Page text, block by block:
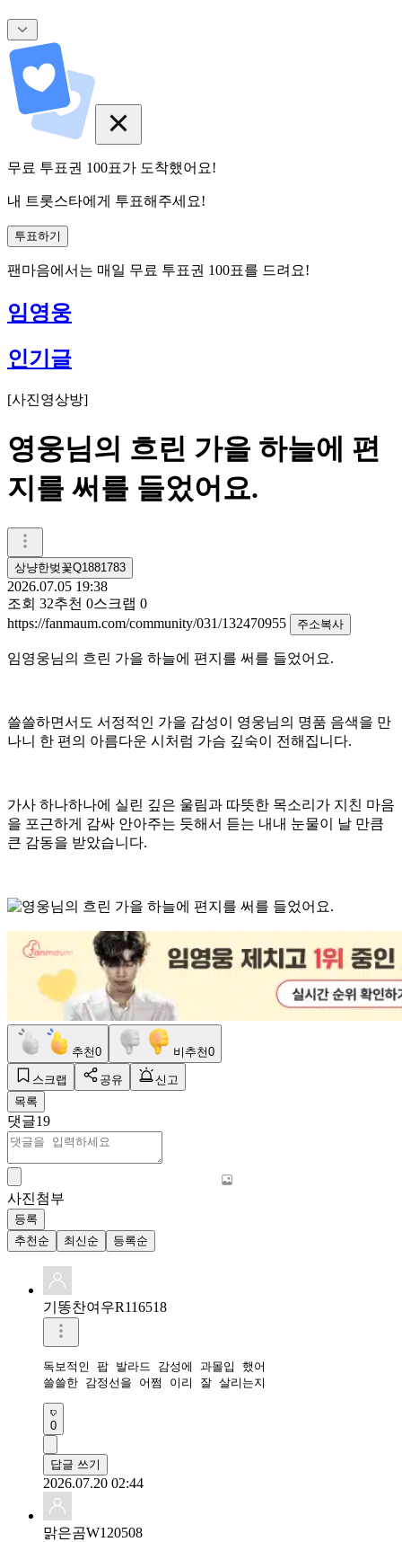
무료 투표권 100표가 도착했어요!
내 트롯스타에게 투표해주세요!
투표하기
팬마음에서는 매일 무료 투표권 100표를 드려요!
임영웅
인기글
[사진영상방]
영웅님의 흐린 가을 하늘에 편
지를 써를 들었어요.
상냥한벚꽃Q1881783
2026.07.05 19:38
조회 32추천 0스크랩 0
https://fanmaum.com/community/031/132470955
주소복사
임영웅님의 흐린 가을 하늘에 편지를 써를 들었어요.
쓸쓸하면서도 서정적인 가을 감성이 영웅님의 명품 음색을 만
나니 한 편의 아름다운 시처럼 가슴 깊숙이 전해집니다.
가사 하나하나에 실린 깊은 울림과 따뜻한 목소리가 지친 마음
을 포근하게 감싸 안아주는 듯해서 듣는 내내 눈물이 날 만큼
큰 감동을 받았습니다.
추천0 비추천0
스크랩 공유
신고
목록
댓글19
사진첨부
등록
추천순
최신순 등록순
기똥찬여우R116518
독보적인 팝 발라드 감성에 과몰입 했어
쓸쓸한 감정선을 어쩜 이리 잘 살리는지
0
답글 쓰기
2026.07.20 02:44
맑은곰W120508